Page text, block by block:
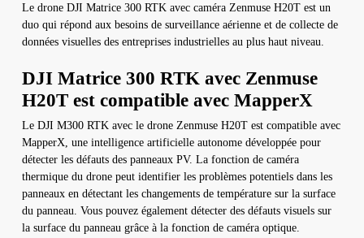
Le drone DJI Matrice 300 RTK avec caméra Zenmuse H20T est un
duo qui répond aux besoins de surveillance aérienne et de collecte de
données visuelles des entreprises industrielles au plus haut niveau.
DJI Matrice 300 RTK avec Zenmuse
H20T est compatible avec MapperX
Le DJI M300 RTK avec le drone Zenmuse H20T est compatible avec
MapperX, une intelligence artificielle autonome développée pour
détecter les défauts des panneaux PV. La fonction de caméra
thermique du drone peut identifier les problèmes potentiels dans les
panneaux en détectant les changements de température sur la surface
du panneau. Vous pouvez également détecter des défauts visuels sur
la surface du panneau grâce à la fonction de caméra optique.